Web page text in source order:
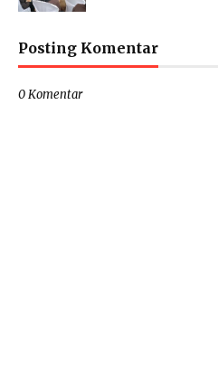
Posting Komentar
0 Komentar